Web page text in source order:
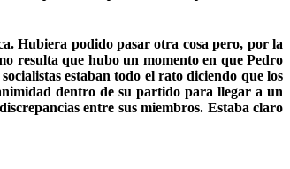
Hubiera podido pasar otra cosa pero, por la
resulta que hubo un momento en que Pedro
estaban todo el rato diciendo que los
dentro de su partido para llegar a un
entre sus miembros. Estaba claro